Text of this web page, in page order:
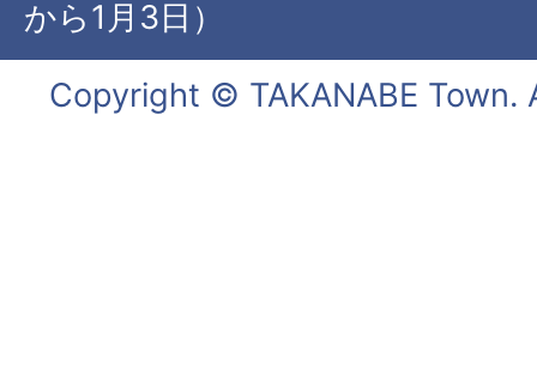
から1月3日）
Copyright © TAKANABE Town.